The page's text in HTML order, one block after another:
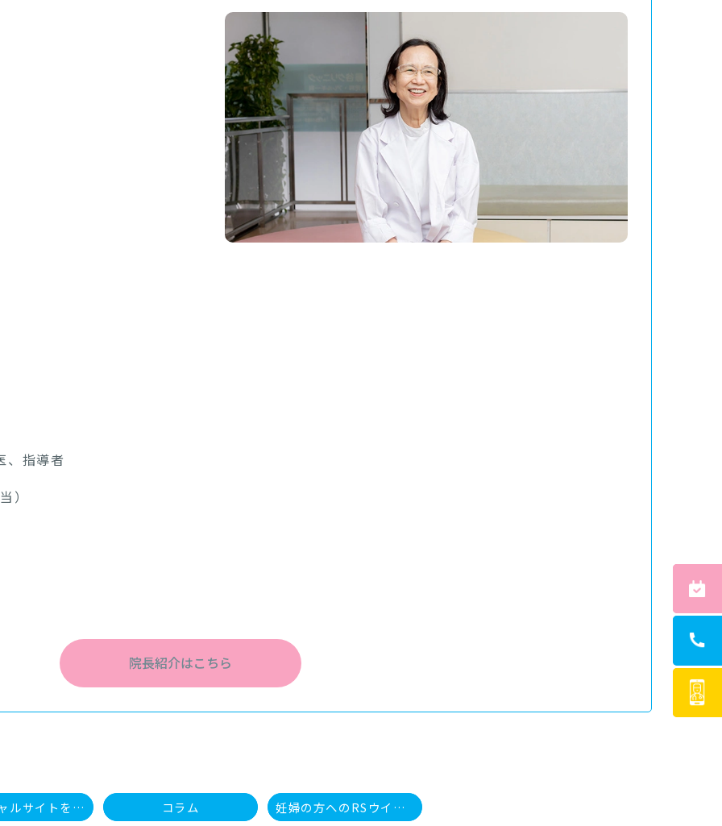
、指導者
）
院長紹介はこちら
オフィシャルサイトをリニューアルをしました。 コラム 妊婦の方へのRSウイルスワクチンが定期接種になりました